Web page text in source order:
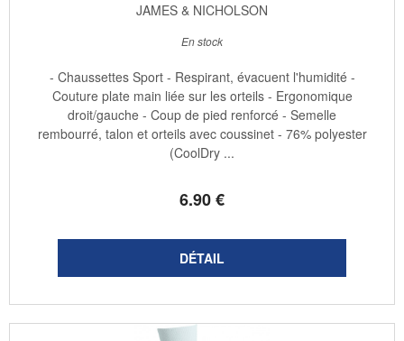
JAMES & NICHOLSON
6.90€
En stock
- Chaussettes Sport - Respirant, évacuent l'humidité -
Couture plate main liée sur les orteils - Ergonomique
droit/gauche - Coup de pied renforcé - Semelle
rembourré, talon et orteils avec coussinet - 76% polyester
(CoolDry ...